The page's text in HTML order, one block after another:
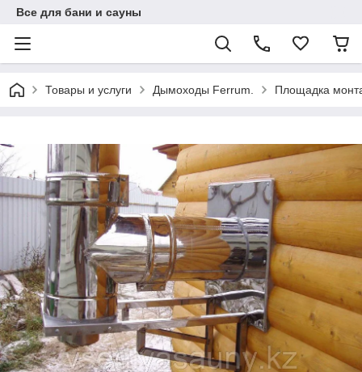
Все для бани и сауны
Товары и услуги Дымоходы Ferrum. Площадка